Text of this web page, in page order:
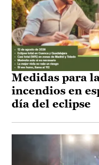
Medidas para
incendios en
día del eclipse